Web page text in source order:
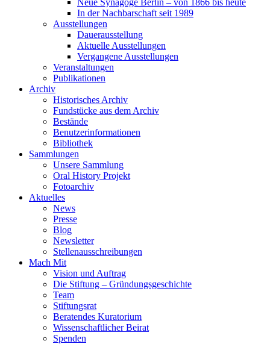
Neue Synagoge Berlin – von 1866 bis heute
In der Nachbarschaft seit 1989
Ausstellungen
Dauerausstellung
Aktuelle Ausstellungen
Vergangene Ausstellungen
Veranstaltungen
Publikationen
Archiv
Historisches Archiv
Fundstücke aus dem Archiv
Bestände
Benutzerinformationen
Bibliothek
Sammlungen
Unsere Sammlung
Oral History Projekt
Fotoarchiv
Aktuelles
News
Presse
Blog
Newsletter
Stellenausschreibungen
Mach Mit
Vision und Auftrag
Die Stiftung – Gründungsgeschichte
Team
Stiftungsrat
Beratendes Kuratorium
Wissenschaftlicher Beirat
Spenden